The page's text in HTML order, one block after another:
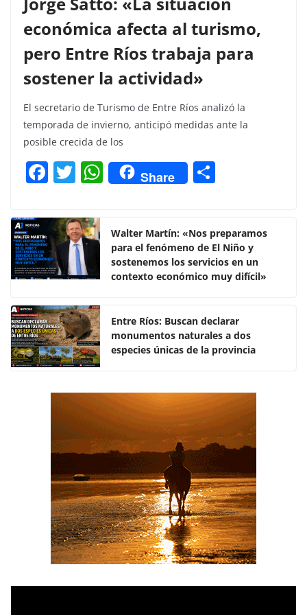
económica afecta al turismo,
pero Entre Ríos trabaja para
sostener la actividad»
El secretario de Turismo de Entre Ríos analizó la
temporada de invierno, anticipó medidas ante la
posible crecida de los
F
c
e
b
o
o
k
T
itt
er
W
h
s
A
p
Share
p
ar
tir
Walter Martín: «Nos preparamos
para el fenómeno de El Niño y
sostenemos los servicios en un
contexto económico muy difícil»
Entre Ríos: Buscan declarar
monumentos naturales a dos
especies únicas de la provincia